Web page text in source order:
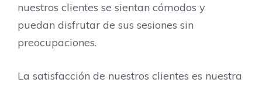
nuestros clientes se sientan cómodos y
puedan disfrutar de sus sesiones sin
preocupaciones.
La satisfacción de nuestros clientes es nuestra